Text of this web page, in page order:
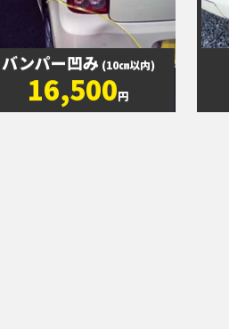
バンパー凹み (10㎝以内)
16,500円